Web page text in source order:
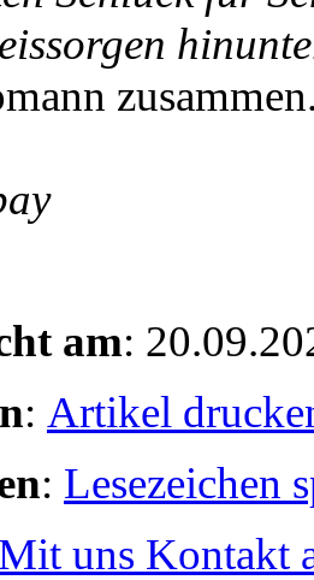
am:
: Artikel
: Lesezeichen
Mit uns Kontakt